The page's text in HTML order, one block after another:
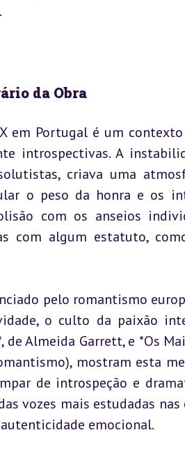
da Obra
em Portugal é um
introspectivas. A
criava uma
o peso da honra e os
com os anseios
com algum estatuto,
pelo romantismo
o culto da paixão
Almeida Garrett, e *Os
mostram esta
de introspeção e
vozes mais estudadas
emocional.